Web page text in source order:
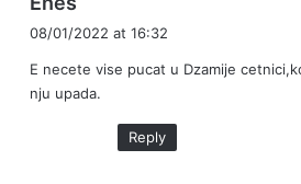
s
:
08/01/2022 at 16:32
E necete vise pucat u Dzamije
nju upada.
Reply